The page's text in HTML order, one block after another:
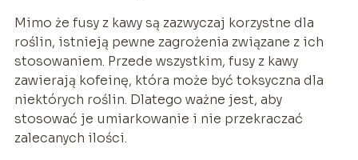
Mimo że fusy z kawy są zazwyczaj korzystne dla
roślin, istnieją pewne zagrożenia związane z ich
stosowaniem. Przede wszystkim, fusy z kawy
zawierają kofeinę, która może być toksyczna dla
niektórych roślin. Dlatego ważne jest, aby
stosować je umiarkowanie i nie przekraczać
zalecanych ilości.